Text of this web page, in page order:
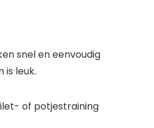
snel en eenvoudig
leuk.
of potjestraining